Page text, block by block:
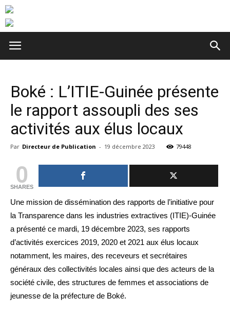
Boké : L’ITIE-Guinée présente
le rapport assoupli des ses
activités aux élus locaux
Par Directeur de Publication - 19 décembre 2023 79448
0
SHARES
Une mission de dissémination des rapports de l’initiative pour
la Transparence dans les industries extractives (ITIE)-Guinée
a présenté ce mardi, 19 décembre 2023, ses rapports
d’activités exercices 2019, 2020 et 2021 aux élus locaux
notamment, les maires, des receveurs et secrétaires
généraux des collectivités locales ainsi que des acteurs de la
société civile, des structures de femmes et associations de
jeunesse de la préfecture de Boké.